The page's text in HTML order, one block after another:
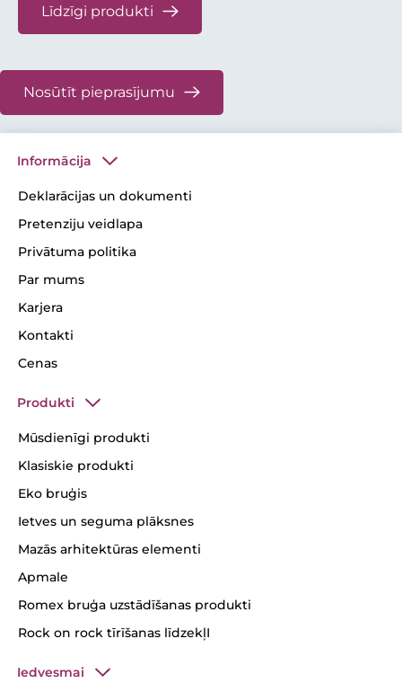
Līdzīgi produkti
Nosūtīt pieprasījumu
Informācija
Deklarācijas un dokumenti
Pretenziju veidlapa
Privātuma politika
Par mums
Karjera
Kontakti
Cenas
Produkti
Mūsdienīgi produkti
Klasiskie produkti
Eko bruģis
Ietves un seguma plāksnes
Mazās arhitektūras elementi
Apmale
Romex bruģa uzstādīšanas produkti
Rock on rock tīrīšanas līdzekļI
Iedvesmai